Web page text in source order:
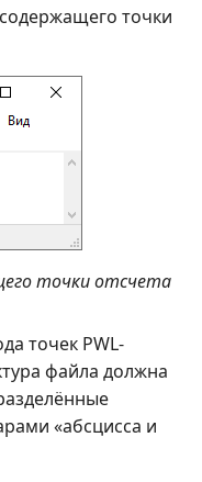
точки
точки отсчета
точек PWL-
файла должна
«абсцисса и